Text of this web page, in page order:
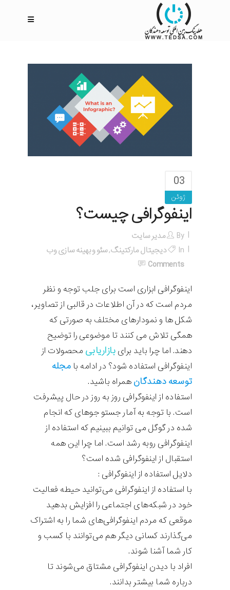
03
ژوئن
اینفوگرافی چیست؟
By
مدیر سایت
In
دیجیتال مارکتینگ,سئو و بهینه سازی وب
Comments
اینفوگرافی ابزاری است برای جلب توجه و نظر
مردم است که در آن اطلاعات در قالبی از تصاویر،
شکل ها و نمودارهای مختلف به صورتی که
همگی تلاش می کنند تا موضوعی را توضیح
دهند. اما چرا باید برای بازاریابی محصولات از
اینفوگرافی استفاده شود؟ در ادامه با مجله
توسعه دهندگان همراه باشید.
استفاده از اینفوگرافی روز به روز در حال پیشرفت
است. با توجه به آمار جستو جوهای که انجام
شده در گوگل می توانیم ببینیم که استفاده از
اینفوگرافی روبه رشد است. اما چرا این همه
استقبال از اینفوگرافی شده است؟
دلایل استفاده از اینفوگرافی :
با استفاده از اینفوگرافی می‌توانید حیطه فعالیت
خود در شبکه‌های اجتماعی را افزایش بدهید
موقعی که مردم اینفوگرافی‌های شما را به اشتراک
می‌گذارند کسانی دیگر هم می‌توانند با کسب و
کار شما آشنا شوند.
افراد با دیدن اینفوگرافی مشتاق می‌شوند تا
درباره شما بیشتر بدانند.